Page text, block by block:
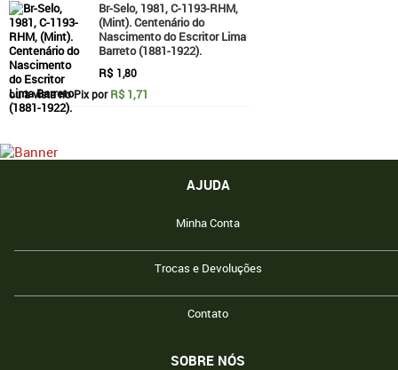
Br-Selo, 1981, C-1193-RHM,
(Mint). Centenário do
Nascimento do Escritor Lima
Barreto (1881-1922).
R$ 1,80
ou à vista no Pix porR$ 1,71
AJUDA
Minha Conta
Trocas e Devoluções
Contato
SOBRE NÓS